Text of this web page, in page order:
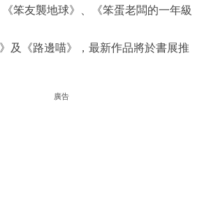
笨友襲地球》、《笨蛋老闆的一年級
及《路邊喵》，最新作品將於書展推
廣告